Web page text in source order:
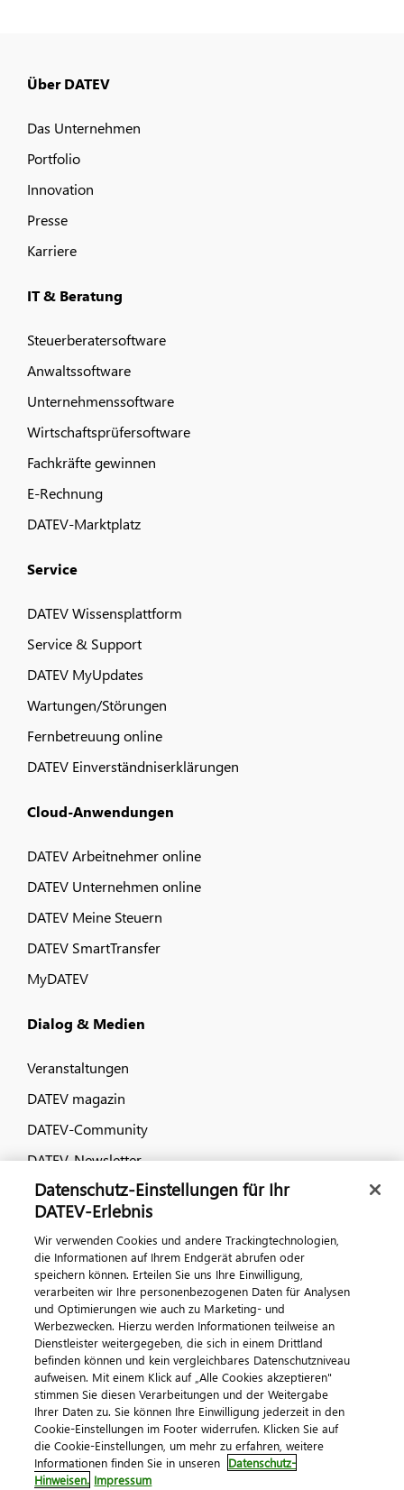
Über DATEV
Das Unternehmen
Portfolio
Innovation
Presse
Karriere
IT & Beratung
Steuerberatersoftware
Anwaltssoftware
Unternehmenssoftware
Wirtschaftsprüfersoftware
Fachkräfte gewinnen
E-Rechnung
DATEV-Marktplatz
Service
DATEV Wissensplattform
Service & Support
DATEV MyUpdates
Wartungen/Störungen
Fernbetreuung online
DATEV Einverständniserklärungen
Cloud-Anwendungen
DATEV Arbeitnehmer online
DATEV Unternehmen online
DATEV Meine Steuern
DATEV SmartTransfer
MyDATEV
Dialog & Medien
Veranstaltungen
DATEV magazin
DATEV-Community
DATEV-Newsletter
Kontaktieren Sie uns
© 2026 DATEV eG
ImpressumDatenschutzAGB Kontakt
Cookie-Einstellungen
Datenschutz-Einstellungen für Ihr
DATEV-Erlebnis
Wir verwenden Cookies und andere Trackingtechnologien,
die Informationen auf Ihrem Endgerät abrufen oder
speichern können. Erteilen Sie uns Ihre Einwilligung,
verarbeiten wir Ihre personenbezogenen Daten für Analysen
und Optimierungen wie auch zu Marketing- und
Werbezwecken. Hierzu werden Informationen teilweise an
Dienstleister weitergegeben, die sich in einem Drittland
befinden können und kein vergleichbares Datenschutzniveau
aufweisen. Mit einem Klick auf „Alle Cookies akzeptieren"
stimmen Sie diesen Verarbeitungen und der Weitergabe
Ihrer Daten zu. Sie können Ihre Einwilligung jederzeit in den
Cookie-Einstellungen im Footer widerrufen. Klicken Sie auf
die Cookie-Einstellungen, um mehr zu erfahren, weitere
Informationen finden Sie in unseren Datenschutz-
Hinweisen. Impressum